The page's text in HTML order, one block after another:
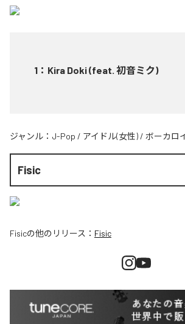
1 ： Kira Doki (feat. 初音ミク)
ジャンル： J-Pop / アイドル(女性) / ボーカロ
Fisic
Fisicの他のリリース： Fisic